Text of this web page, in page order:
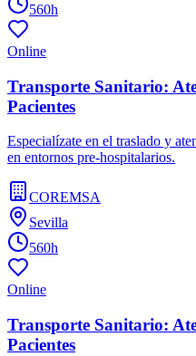
560h
Online
Transporte Sanitario:
Pacientes
Especialízate en el traslado y
en entornos pre-hospitalarios.
COREMSA
Sevilla
560h
Online
Transporte Sanitario:
Pacientes